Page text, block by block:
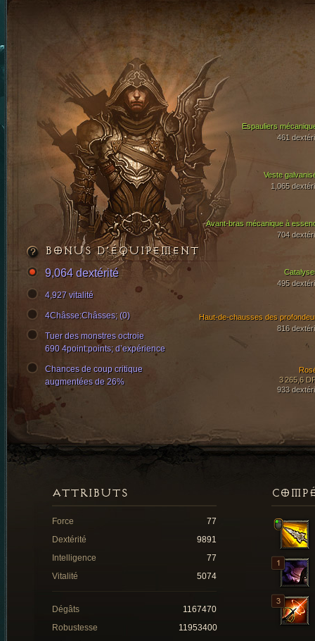
Veste
1,065
Avant-bras mécanique à
704
Espauliers
461
Haut-de-chausses des
816
3 265,6
933
495
BONUS D’ÉQUIPEMENT
9,064 dextérité
4,927 vitalité
4Châsse:Châsses; (0)
Tuer des monstres octroie
690 4point:points; d’expérience
Chances de coup critique
augmentées de 26%
ATTRIBUTS
Force
77
Dextérité
9891
Intelligence
77
Vitalité
5074
Dégâts
1167470
Robustesse
11953400